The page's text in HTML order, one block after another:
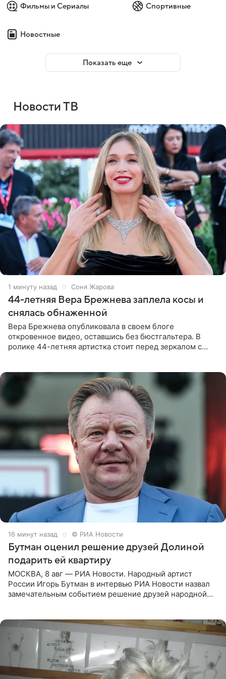
Фильмы и Сериалы Спортивные
Новостные
Показать еще
Новости ТВ
1 минуту назад Соня Жарова
44-летняя Вера Брежнева заплела косы и
снялась обнаженной
Вера Брежнева опубликовала в своем блоге
откровенное видео, оставшись без бюстгальтера. В
ролике 44-летняя артистка стоит перед зеркалом с
16 минут назад © РИА Новости
Бутман оценил решение друзей Долиной
подарить ей квартиру
МОСКВА, 8 авг — РИА Новости. Народный артист
России Игорь Бутман в интервью РИА Новости назвал
замечательным событием решение друзей народной